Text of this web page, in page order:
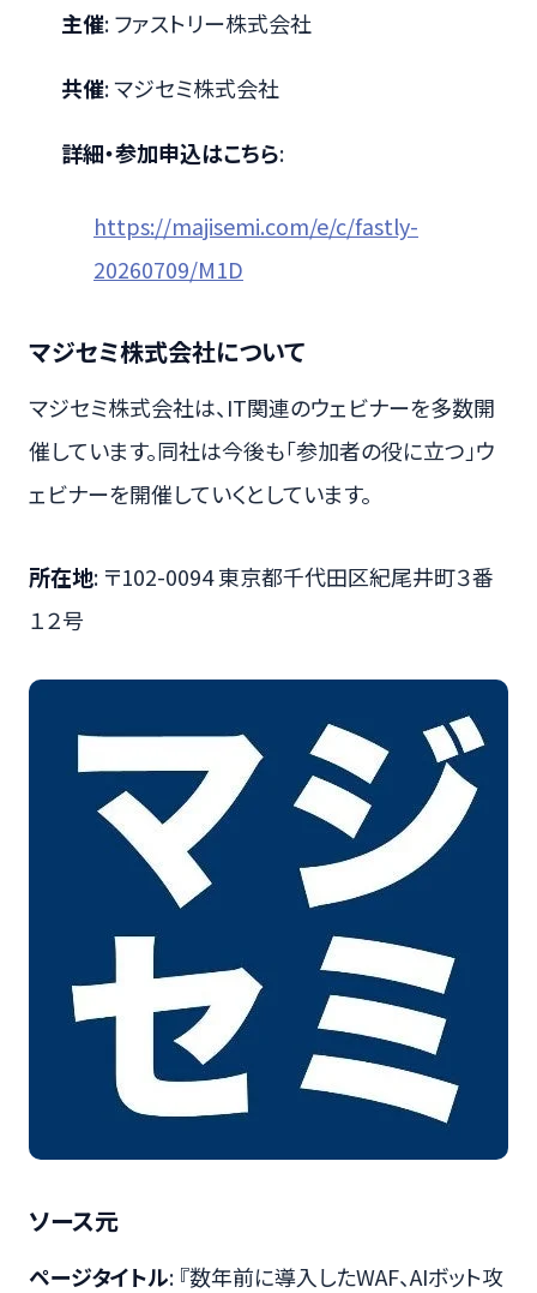
主催: ファストリー株式会社
共催: マジセミ株式会社
詳細・参加申込はこちら:
https://majisemi.com/e/c/fastly-
20260709/M1D
マジセミ株式会社について
マジセミ株式会社は、IT関連のウェビナーを多数開
催しています。同社は今後も「参加者の役に立つ」ウ
ェビナーを開催していくとしています。
所在地: 〒102-0094 東京都千代田区紀尾井町３番
１２号
ソース元
ページタイトル: 『数年前に導入したWAF、AIボット攻